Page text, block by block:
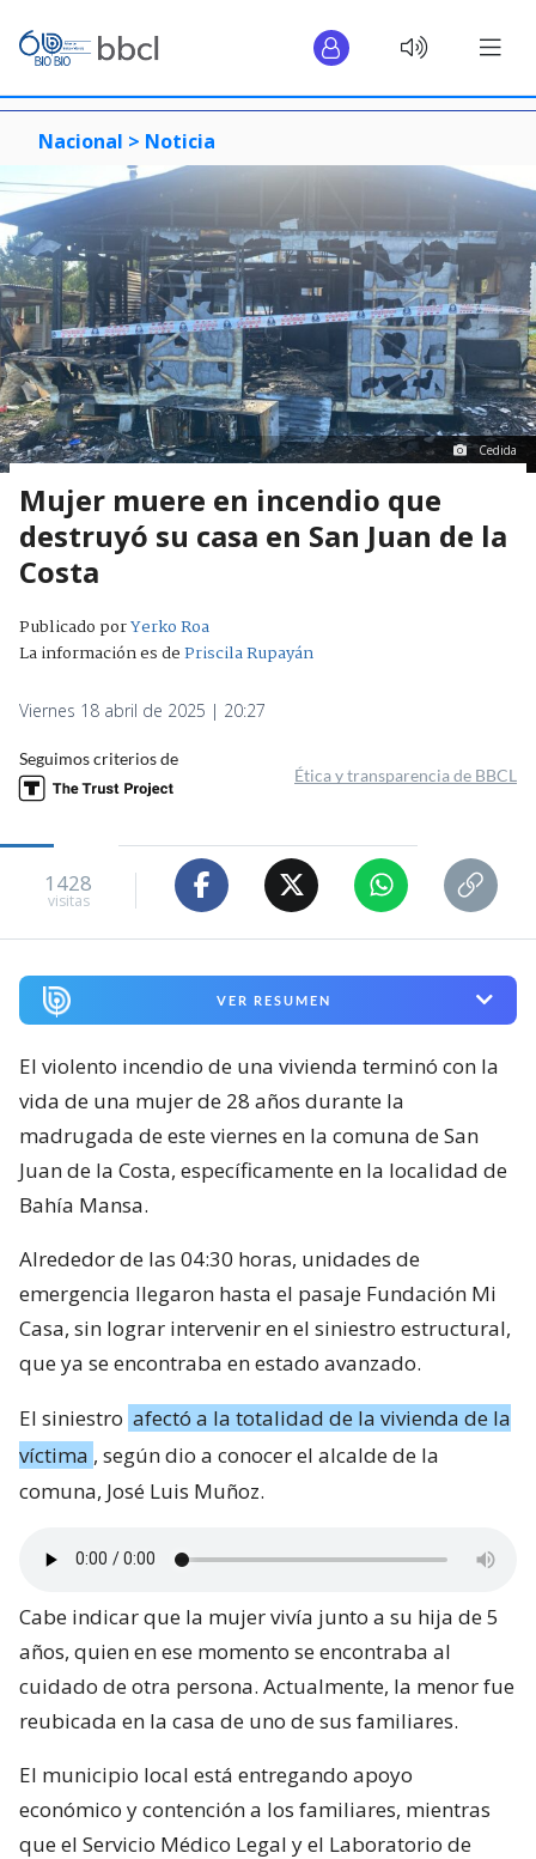
Nacional > Noticia
Cedida
Mujer muere en incendio que
destruyó su casa en San Juan de la
Costa
Publicado porYerko Roa
La información es dePriscila Rupayán
Viernes 18 abril de 2025 | 20:27
Seguimos criterios de
Ética y transparencia de BBCL
1428
visitas
VER RESUMEN
El violento incendio de una vivienda terminó con la
vida de una mujer de 28 años durante la
madrugada de este viernes en la comuna de San
Juan de la Costa, específicamente en la localidad de
Bahía Mansa.
Alrededor de las 04:30 horas, unidades de
emergencia llegaron hasta el pasaje Fundación Mi
Casa, sin lograr intervenir en el siniestro estructural,
que ya se encontraba en estado avanzado.
El siniestro afectó a la totalidad de la vivienda de la
víctima , según dio a conocer el alcalde de la
comuna, José Luis Muñoz.
Cabe indicar que la mujer vivía junto a su hija de 5
años, quien en ese momento se encontraba al
cuidado de otra persona. Actualmente, la menor fue
reubicada en la casa de uno de sus familiares.
El municipio local está entregando apoyo
económico y contención a los familiares, mientras
que el Servicio Médico Legal y el Laboratorio de